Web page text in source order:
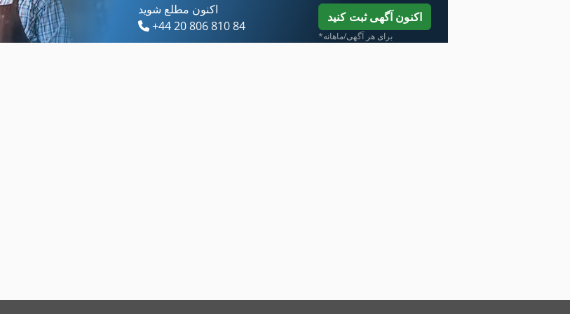
اکنون مطلع شوید
+44 20 806 810 84
اکنون آگهی ثبت کنید
*برای هر آگهی/ماهانه